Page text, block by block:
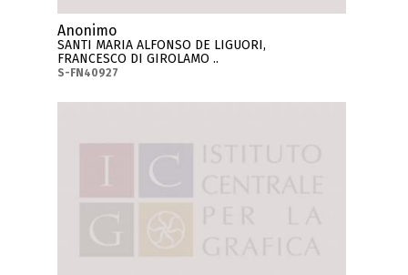
Anonimo
SANTI MARIA ALFONSO DE LIGUORI,
FRANCESCO DI GIROLAMO ..
S-FN40927